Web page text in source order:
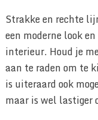
Strakke en rechte
een moderne look
interieur. Houd je
aan te raden om te
is uiteraard ook
maar is wel lastiger